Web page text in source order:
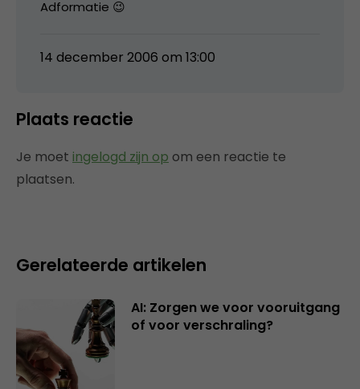
Adformatie 😉
14 december 2006 om 13:00
Plaats reactie
Je moet ingelogd zijn op om een reactie te
plaatsen.
Gerelateerde artikelen
AI: Zorgen we voor vooruitgang
of voor verschraling?